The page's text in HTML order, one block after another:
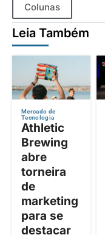
Colunas
Leia Também
Mercado de
Tecnologia
Athletic
Brewing
abre
torneira
de
marketing
para se
destacar